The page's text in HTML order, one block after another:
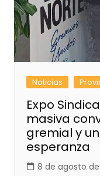
Noticias
Expo
masiva
gremial y
esperanza
8 de agosto